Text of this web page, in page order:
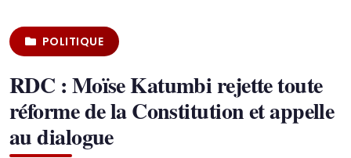
POLITIQUE
RDC : Moïse Katumbi rejette toute
réforme de la Constitution et appelle
au dialogue